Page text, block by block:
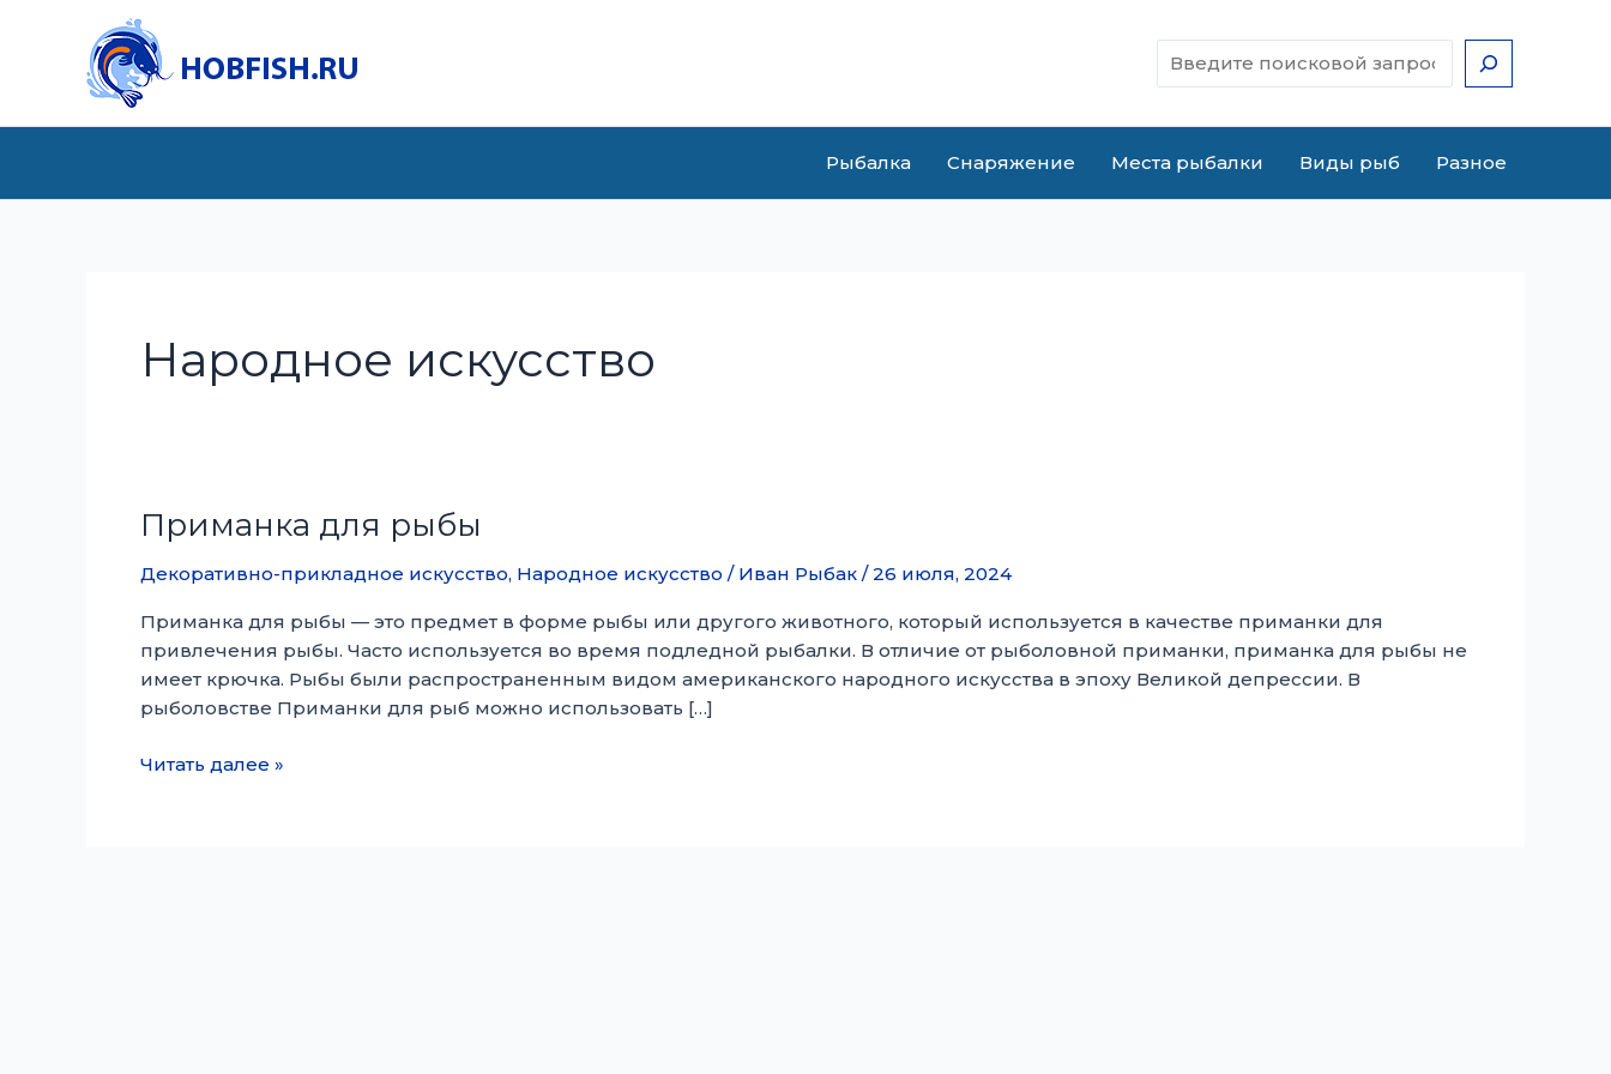
содержимому
Рыбалка Снаряжение Места рыбалки Виды рыб Разное
Народное искусство
Приманка для рыбы
Декоративно-прикладное искусство, Народное искусство / Иван Рыбак /26 июля, 2024
Приманка для рыбы — это предмет в форме рыбы или другого животного, который используется в качестве приманки для
привлечения рыбы. Часто используется во время подледной рыбалки. В отличие от рыболовной приманки, приманка для рыбы не
имеет крючка. Рыбы были распространенным видом американского народного искусства в эпоху Великой депрессии. В
рыболовстве Приманки для рыб можно использовать […]
Приманка
Читать далее »